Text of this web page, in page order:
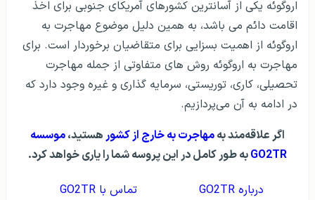
اروگوئه یکی از آسانترین کشورهای آمریکای جنوبی برای اخذ
اقامت دائم می باشد، به همین دلیل موضوع مهاجرت به
اروگوئه از اهمیت بسزایی برای متقاضیان برخوردار است. برای
مهاجرت به اروگوئه روش های متفاوتی از جمله مهاجرت
تحصیلی، کاری، توریستی، سرمایه گذاری و غیره وجود دارد که
در ادامه به آن می‌پردازیم.
اگر علاقه‌مند بهمهاجرت به خارج از کشورهستید،موسسه
GO2TRبه طور کامل در این پروسه شما را یاری خواهد کرد.
درباره GO2TR تماس با GO2TR